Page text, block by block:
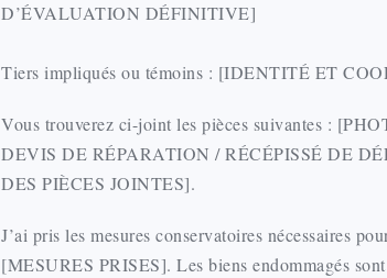
D’ÉVALUATION DÉFINITIVE]
Tiers impliqués ou témoins : [IDENTITÉ ET
Vous trouverez ci-joint les pièces suivantes :
DEVIS DE RÉPARATION / RÉCÉPISSÉ DE
DES PIÈCES JOINTES].
J’ai pris les mesures conservatoires nécessaires
[MESURES PRISES]. Les biens endommagés